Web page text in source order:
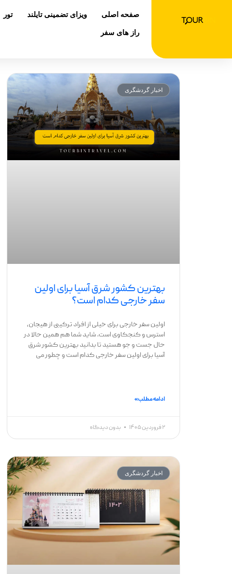
صفحه اصلی ویزای تضمینی تایلند تور
راز های سفر
اخبار گردشگری
بهترین کشور شرق آسیا برای اولین
سفر خارجی کدام است؟
اولین سفر خارجی برای خیلی از افراد ترکیبی از هیجان،
استرس و کنجکاوی است. شاید شما هم همین حالا در
حال جست ‌و جو هستید تا بدانید بهترین کشور شرق
آسیا برای اولین سفر خارجی کدام است و چطور می
ادامه مطلب »
۲ فروردین ۱۴۰۵ بدون دیدگاه
اخبار گردشگری